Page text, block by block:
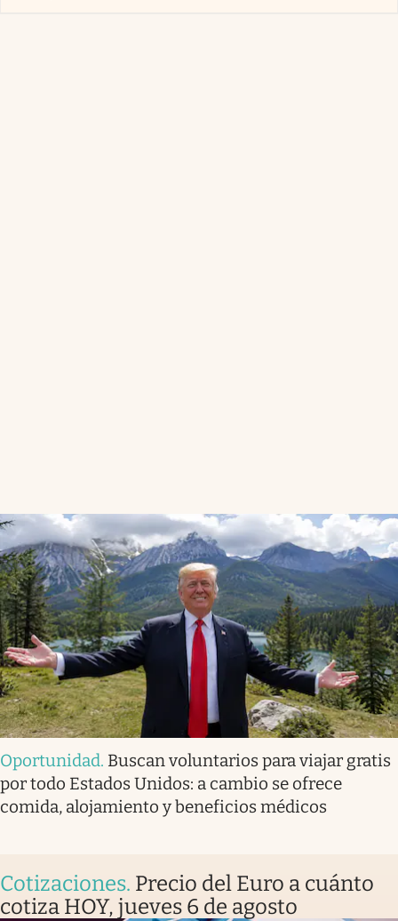
Oportunidad. Buscan voluntarios para viajar gratis
por todo Estados Unidos: a cambio se ofrece
comida, alojamiento y beneficios médicos
Cotizaciones. Precio del Euro a cuánto
cotiza HOY, jueves 6 de agosto